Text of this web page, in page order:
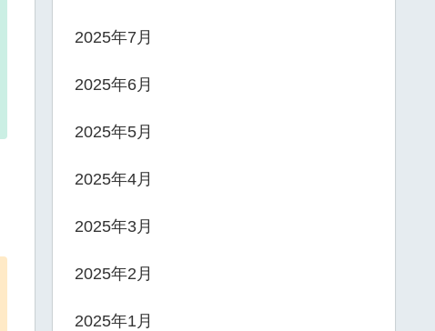
2025年7月
2025年6月
2025年5月
2025年4月
2025年3月
2025年2月
2025年1月